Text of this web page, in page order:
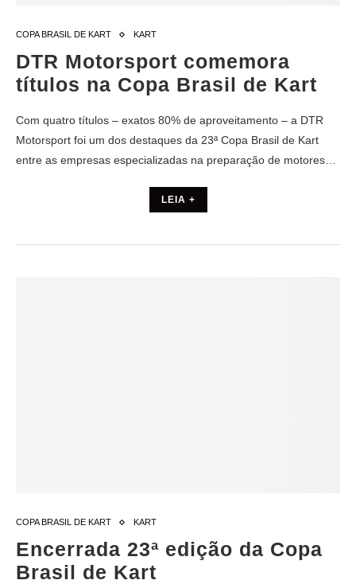
COPA BRASIL DE KART KART
DTR Motorsport comemora
títulos na Copa Brasil de Kart
Com quatro títulos – exatos 80% de aproveitamento – a DTR
Motorsport foi um dos destaques da 23ª Copa Brasil de Kart
entre as empresas especializadas na preparação de motores…
LEIA +
COPA BRASIL DE KART KART
Encerrada 23ª edição da Copa
Brasil de Kart